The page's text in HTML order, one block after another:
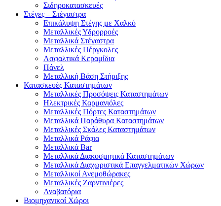
Σιδηροκατασκευές
Στέγες – Στέγαστρα
Επικάλυψη Στέγης με Χαλκό
Μεταλλικές Υδρορροές
Μεταλλικά Στέγαστρα
Μεταλλικές Πέργκολες
Ασφαλτικά Κεραμίδια
Πάνελ
Μεταλλική Βάση Στήριξης
Κατασκευές Καταστημάτων
Μεταλλικές Προσόψεις Καταστημάτων
Ηλεκτρικές Καρμανιόλες
Μεταλλικές Πόρτες Καταστημάτων
Μεταλλικά Παράθυρα Καταστημάτων
Μεταλλικές Σκάλες Καταστημάτων
Μεταλλικά Ράφια
Μεταλλικά Bar
Μεταλλικά Διακοσμητικά Καταστημάτων
Μεταλλικά Διαχωριστικά Επαγγελματικών Χώρων
Μεταλλικοί Ανεμοθώρακες
Μεταλλικές Ζαρντινιέρες
Αναβατόρια
Βιομηχανικοί Χώροι